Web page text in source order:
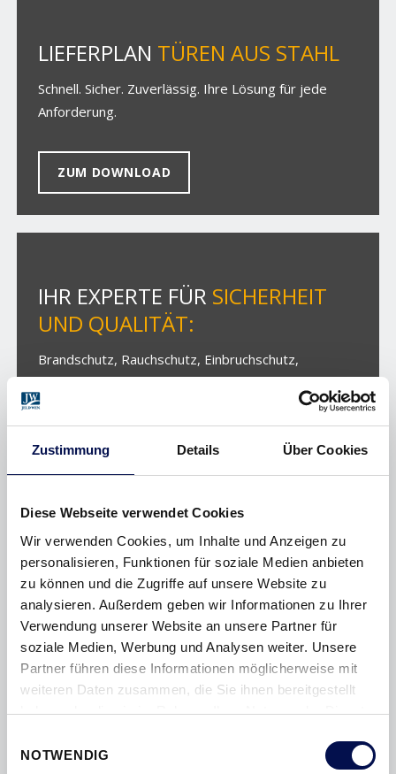
Zustimmung Details Über Cookies
Diese Webseite verwendet Cookies
Wir verwenden Cookies, um Inhalte und Anzeigen zu
personalisieren, Funktionen für soziale Medien anbieten
zu können und die Zugriffe auf unsere Website zu
analysieren. Außerdem geben wir Informationen zu Ihrer
Verwendung unserer Website an unsere Partner für
soziale Medien, Werbung und Analysen weiter. Unsere
Partner führen diese Informationen möglicherweise mit
weiteren Daten zusammen, die Sie ihnen bereitgestellt
haben oder die sie im Rahmen Ihrer Nutzung der Dienste
NOTWENDIG
LIEFERPLAN TÜREN AUS STAHL
Schnell. Sicher. Zuverlässig. Ihre Lösung für jede
Anforderung.
ZUM DOWNLOAD
IHR EXPERTE FÜR SICHERHEIT
UND QUALITÄT:
Brandschutz, Rauchschutz, Einbruchschutz,
Schallschutz, Wärmedämmung.
MEHR INFORMATIONEN